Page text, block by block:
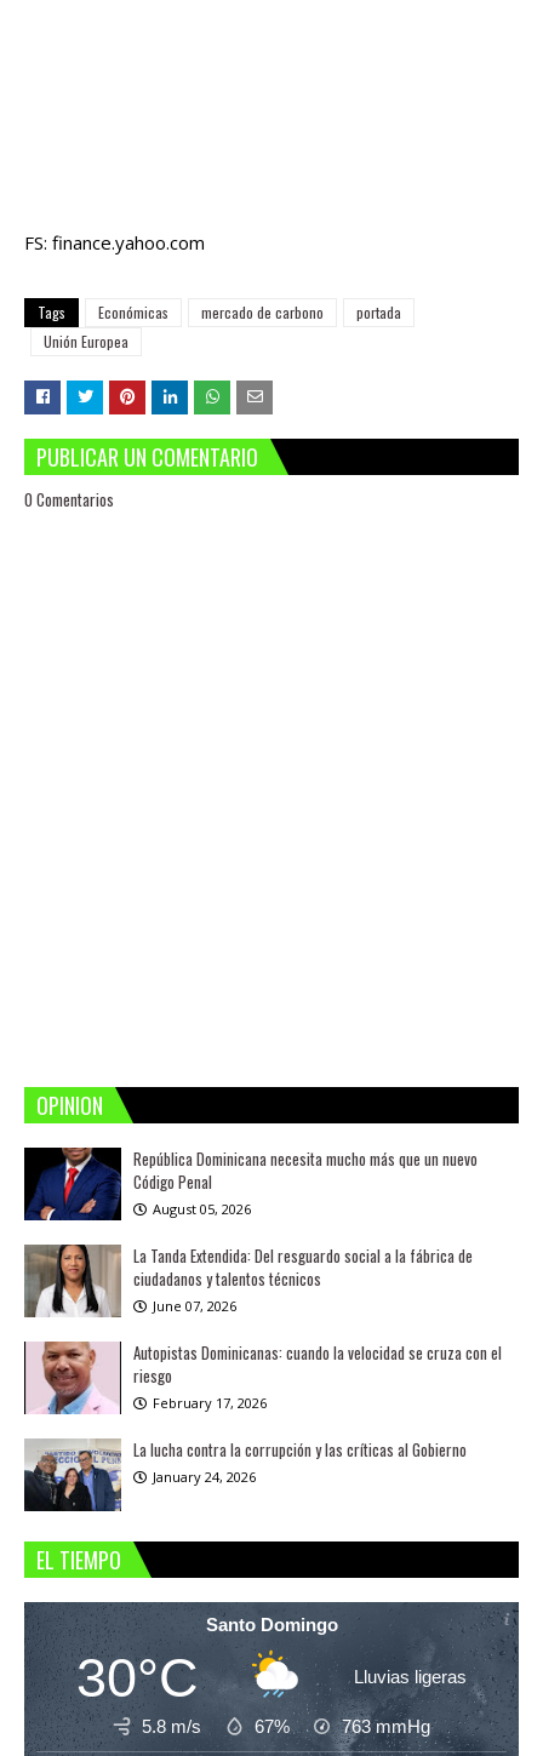
FS: finance.yahoo.com
Tags Económicas mercado de carbono
portada
Unión Europea
PUBLICAR UN COMENTARIO
0 Comentarios
OPINION
República Dominicana necesita mucho más que un nuevo
Código Penal
August 05, 2026
La Tanda Extendida: Del resguardo social a la fábrica de
ciudadanos y talentos técnicos
June 07, 2026
Autopistas Dominicanas: cuando la velocidad se cruza con el
riesgo
February 17, 2026
La lucha contra la corrupción y las críticas al Gobierno
January 24, 2026
EL TIEMPO
Santo Domingo
30°C Lluvias ligeras
5.8 m/s 67% 763mmHg